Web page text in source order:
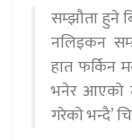
सम्झौता हुने
नलिइकन
हात फर्किन
भनेर आएको
गरेको भन्दै’